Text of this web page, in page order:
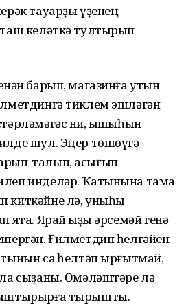
тауарҙы үҙенең
таш келəткə тултырып
барып, магазинға утын
тиклем эшлəгəн
ни, ҡышҡыһын
шул. Эңер тɵшɵүгə
талып, асығып
инделəр. Ҡатынына тамаҡ
киткəйне лə, уныһы
ята. Ярай ҡыҙы əрсемəй генə
Ғилметдин һелгəйен
саҡ һелтəп ырғытмай,
сыҙаны. Ɵмəлəштəре лə
тырышты.